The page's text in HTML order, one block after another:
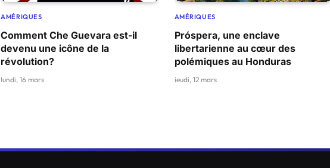
AMÉRIQUES
Comment Che Guevara est-il
devenu une icône de la
révolution?
lundi, 16 mars
AMÉRIQUES
Próspera, une enclave
libertarienne au cœur des
polémiques au Honduras
jeudi, 12 mars